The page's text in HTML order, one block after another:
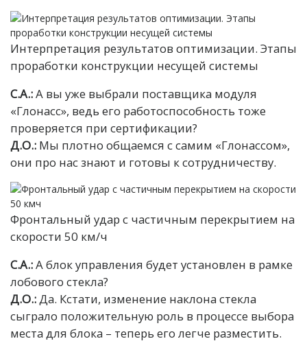
Интерпретация результатов оптимизации. Этапы
проработки конструкции несущей системы
С.А.:А вы уже выбрали поставщика модуля
«Глонасс», ведь его работоспособность тоже
проверяется при сертификации?
Д.О.: Мы плотно общаемся с самим «Глонассом»,
они про нас знают и готовы к сотрудничеству.
Фронтальный удар с частичным перекрытием на
скорости 50 км/ч
С.А.:А блок управления будет установлен в рамке
лобового стекла?
Д.О.: Да. Кстати, изменение наклона стекла
сыграло положительную роль в процессе выбора
места для блока – теперь его легче разместить.